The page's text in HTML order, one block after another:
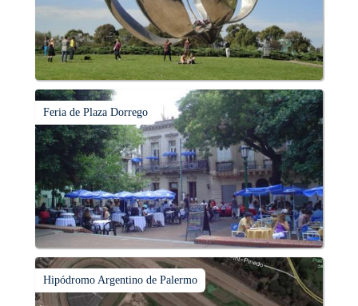
Feria de Plaza Dorrego
Hipódromo Argentino de Palermo